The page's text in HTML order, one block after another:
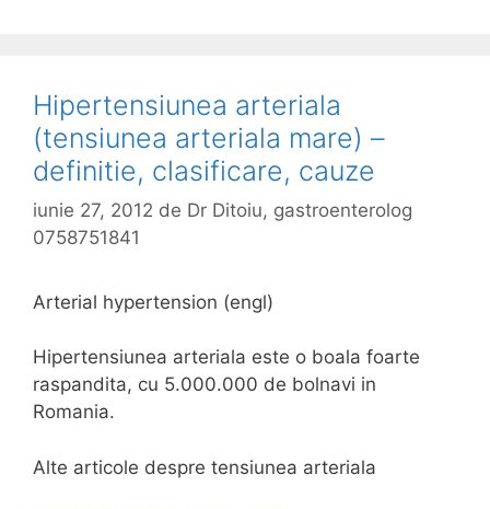
e
r
i
l
i
a
(
p
e
Hipertensiunea arteriala
(tensiunea arteriala mare) –
definitie, clasificare, cauze
iunie 27, 2012 de Dr Ditoiu, gastroenterolog
0758751841
Arterial hypertension (engl)
Hipertensiunea arteriala este o boala foarte
raspandita, cu 5.000.000 de bolnavi in
Romania.
Alte articole despre tensiunea arteriala